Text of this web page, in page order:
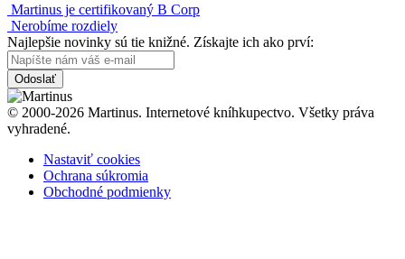
Martinus je certifikovaný B Corp
Nerobíme rozdiely
Najlepšie novinky sú tie knižné. Získajte ich ako prví:
Odoslať
© 2000-2026 Martinus. Internetové kníhkupectvo. Všetky práva
vyhradené.
Nastaviť cookies
Ochrana súkromia
Obchodné podmienky